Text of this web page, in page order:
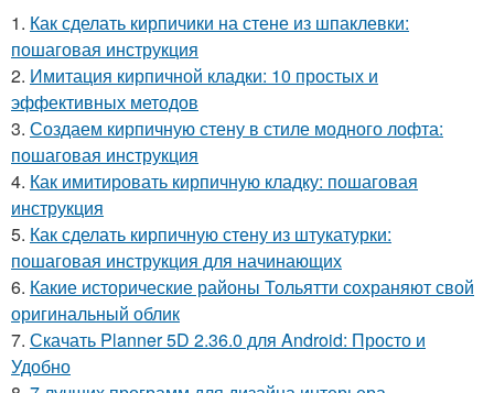
1. Как сделать кирпичики на стене из шпаклевки:
пошаговая инструкция
2. Имитация кирпичной кладки: 10 простых и
эффективных методов
3. Создаем кирпичную стену в стиле модного лофта:
пошаговая инструкция
4. Как имитировать кирпичную кладку: пошаговая
инструкция
5. Как сделать кирпичную стену из штукатурки:
пошаговая инструкция для начинающих
6. Какие исторические районы Тольятти сохраняют свой
оригинальный облик
7. Скачать Planner 5D 2.36.0 для Android: Просто и
Удобно